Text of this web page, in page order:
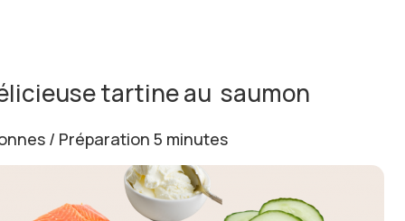
tartine au saumon
/ Préparation 5 minutes